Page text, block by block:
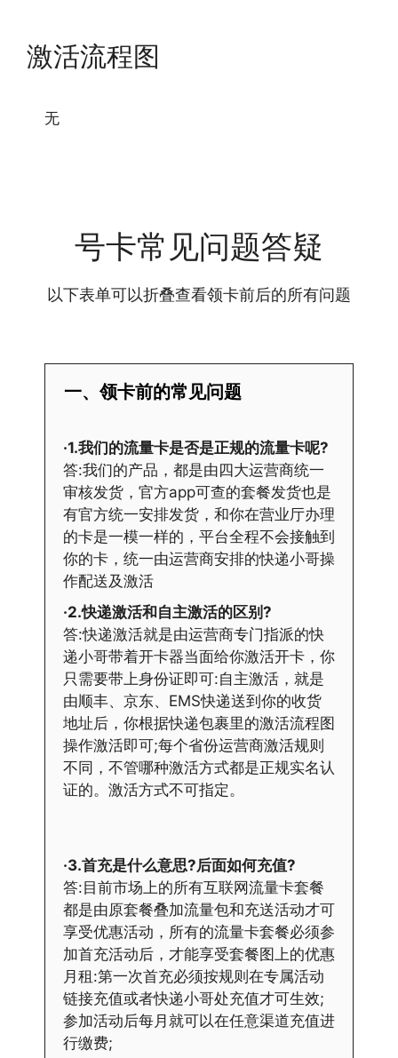
激活流程图
无
号卡常见问题答疑
以下表单可以折叠查看领卡前后的所有问题
一、领卡前的常见问题
·1.我们的流量卡是否是正规的流量卡呢?
答:我们的产品，都是由四大运营商统一
审核发货，官方app可查的套餐发货也是
有官方统一安排发货，和你在营业厅办理
的卡是一模一样的，平台全程不会接触到
你的卡，统一由运营商安排的快递小哥操
作配送及激活
·2.快递激活和自主激活的区别?
答:快递激活就是由运营商专门指派的快
递小哥带着开卡器当面给你激活开卡，你
只需要带上身份证即可:自主激活，就是
由顺丰、京东、EMS快递送到你的收货
地址后，你根据快递包裹里的激活流程图
操作激活即可;每个省份运营商激活规则
不同，不管哪种激活方式都是正规实名认
证的。激活方式不可指定。
·3.首充是什么意思?后面如何充值?
答:目前市场上的所有互联网流量卡套餐
都是由原套餐叠加流量包和充送活动才可
享受优惠活动，所有的流量卡套餐必须参
加首充活动后，才能享受套餐图上的优惠
月租:第一次首充必须按规则在专属活动
链接充值或者快递小哥处充值才可生效;
参加活动后每月就可以在任意渠道充值进
行缴费;